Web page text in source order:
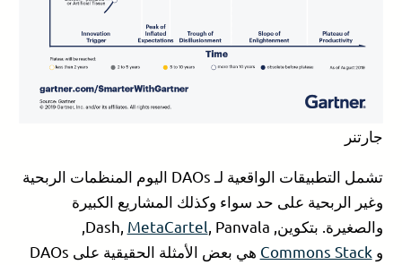
جارتنر
تشمل التطبيقات الواقعية لـ DAOs اليوم المنظمات الربحية
وغير الربحية على حد سواء وكذلك المشاريع الكبيرة
والصغيرة. بتكوين, Dash,
MetaCartel
, Panvala,
وCommons Stack
هي بعض الأمثلة الحقيقية على DAOs